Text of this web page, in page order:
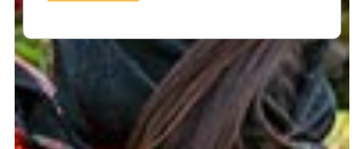
Trang chủ
Tin tức – Sự kiện
Chính sách